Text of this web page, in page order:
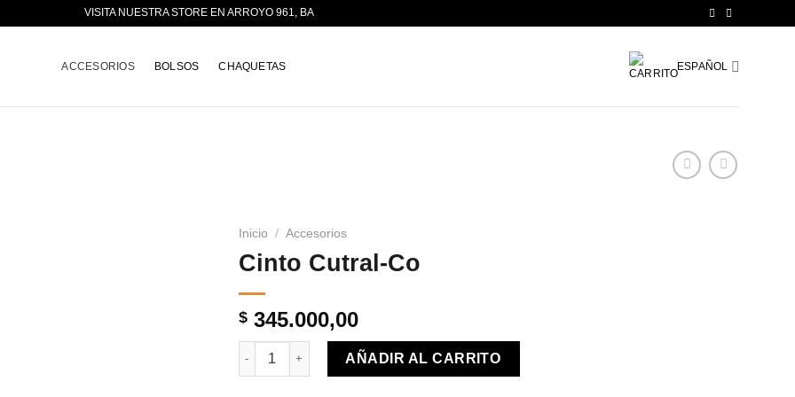
VISITA NUESTRA STORE EN ARROYO 961, BA
ACCESORIOS BOLSOS CHAQUETAS ESPAÑOL
Inicio / Accesorios
Cinto Cutral-Co
$345.000,00
Cinto Cutral-Co cantidad
AÑADIR AL CARRITO